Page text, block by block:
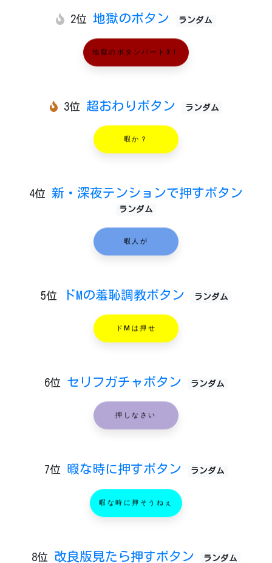
2位 地獄のボタン ランダム
地獄のボタンパート3！
3位 超おわりボタン ランダム
暇か？
4位 新・深夜テンションで押すボタン
ランダム
暇人が
5位 ドMの羞恥調教ボタン ランダム
ドMは押せ
6位 セリフガチャボタン ランダム
押しなさい
7位 暇な時に押すボタン ランダム
暇な時に押そうねぇ
8位 改良版見たら押すボタン ランダム